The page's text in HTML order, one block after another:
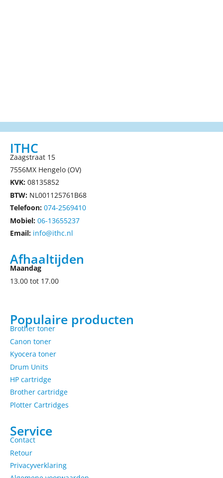
ITHC
Zaagstraat 15
7556MX Hengelo (OV)
KVK: 08135852
BTW: NL001125761B68
Telefoon: 074-2569410
Mobiel: 06-13655237
Email: info@ithc.nl
Afhaaltijden
Maandag
13.00 tot 17.00
Populaire producten
Brother toner
Canon toner
Kyocera toner
Drum Units
HP cartridge
Brother cartridge
Plotter Cartridges
Service
Contact
Retour
Privacyverklaring